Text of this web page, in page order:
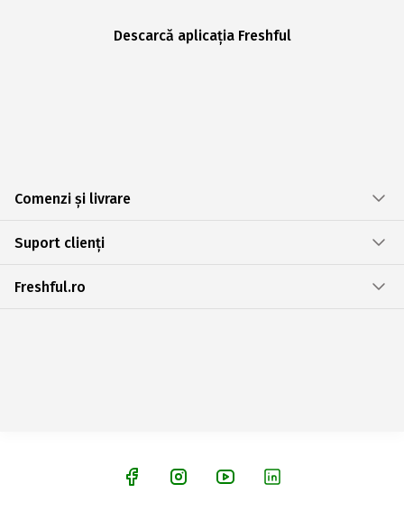
Descarcă aplicația Freshful
Comenzi și livrare
Suport clienți
Freshful.ro